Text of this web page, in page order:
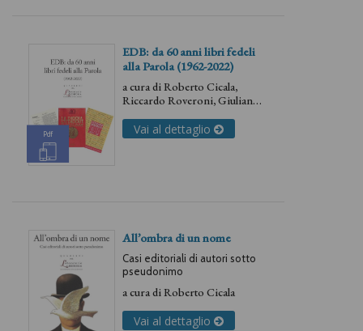
Pdf
EDB: da 60 anni libri fedeli
alla Parola (1962-2022)
a cura diRoberto Cicala,
Riccardo Roveroni,Giuliano
Vai al dettaglio
All’ombra di un nome
Casi editoriali di autori sotto
pseudonimo
a cura diRoberto Cicala
Vai al dettaglio